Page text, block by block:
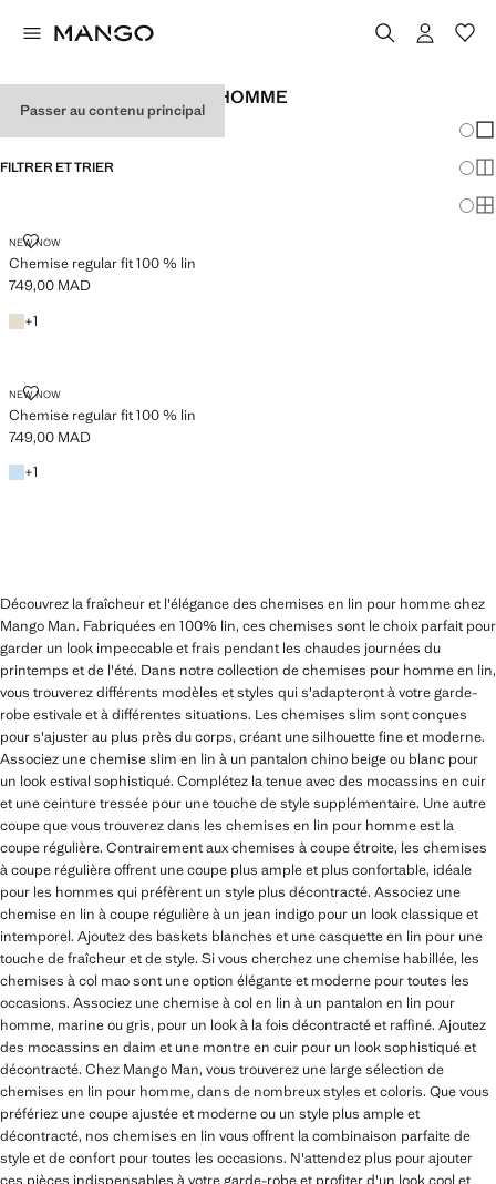
Passer au contenu principal
CHEMISES EN LIN POUR HOMME
FILTRER ET TRIER
NEW NOW
Chemise regular fit 100 % lin
CHEMISE REGULAR FIT 100 % LIN
Prix actuel [749,00 MAD ]
749,00 MAD
Sable
+1
+1 couleur
NEW NOW
Chemise regular fit 100 % lin
CHEMISE REGULAR FIT 100 % LIN
Prix actuel [749,00 MAD ]
749,00 MAD
Bleu ciel
+1
+1 couleur
Découvrez la fraîcheur et l'élégance des chemises en lin pour homme chez
Mango Man. Fabriquées en 100% lin, ces chemises sont le choix parfait pour
garder un look impeccable et frais pendant les chaudes journées du
printemps et de l'été. Dans notre collection de chemises pour homme en lin,
vous trouverez différents modèles et styles qui s'adapteront à votre garde-
robe estivale et à différentes situations. Les chemises slim sont conçues
pour s'ajuster au plus près du corps, créant une silhouette fine et moderne.
Associez une chemise slim en lin à un pantalon chino beige ou blanc pour
un look estival sophistiqué. Complétez la tenue avec des mocassins en cuir
et une ceinture tressée pour une touche de style supplémentaire. Une autre
coupe que vous trouverez dans les chemises en lin pour homme est la
coupe régulière. Contrairement aux chemises à coupe étroite, les chemises
à coupe régulière offrent une coupe plus ample et plus confortable, idéale
pour les hommes qui préfèrent un style plus décontracté. Associez une
chemise en lin à coupe régulière à un jean indigo pour un look classique et
intemporel. Ajoutez des baskets blanches et une casquette en lin pour une
touche de fraîcheur et de style. Si vous cherchez une chemise habillée, les
chemises à col mao sont une option élégante et moderne pour toutes les
occasions. Associez une chemise à col en lin à un pantalon en lin pour
homme, marine ou gris, pour un look à la fois décontracté et raffiné. Ajoutez
des mocassins en daim et une montre en cuir pour un look sophistiqué et
décontracté. Chez Mango Man, vous trouverez une large sélection de
chemises en lin pour homme, dans de nombreux styles et coloris. Que vous
préfériez une coupe ajustée et moderne ou un style plus ample et
décontracté, nos chemises en lin vous offrent la combinaison parfaite de
style et de confort pour toutes les occasions. N'attendez plus pour ajouter
ces pièces indispensables à votre garde-robe et profiter d'un look cool et